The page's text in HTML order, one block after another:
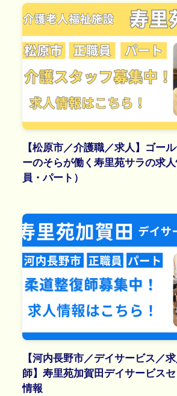
【松原市／介護職／求人】ゴー
ーのそらが働く寿里苑サラの求
員・パート）
【河内長野市／デイサービス／
師】寿里苑加賀田デイサービス
情報